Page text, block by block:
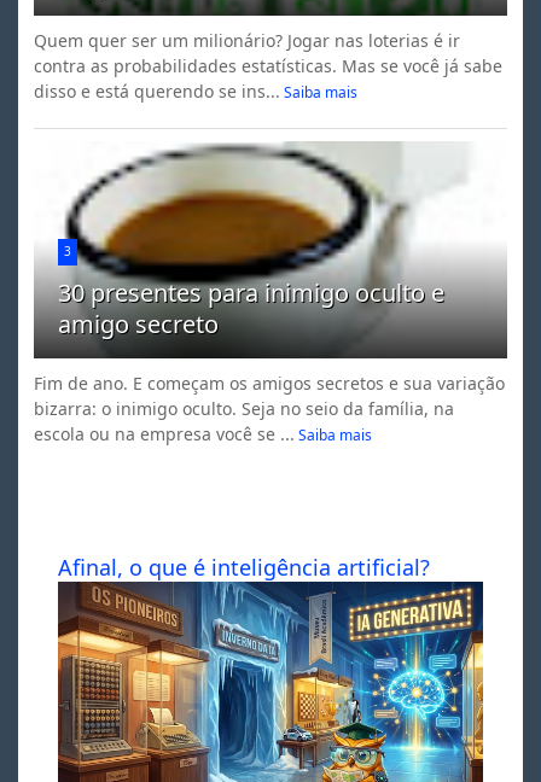
Quem quer ser um milionário? Jogar nas loterias é ir
contra as probabilidades estatísticas. Mas se você já sabe
disso e está querendo se ins... Saiba mais
3
30 presentes para inimigo oculto e
amigo secreto
Fim de ano. E começam os amigos secretos e sua variação
bizarra: o inimigo oculto. Seja no seio da família, na
escola ou na empresa você se ... Saiba mais
Afinal, o que é inteligência artificial?